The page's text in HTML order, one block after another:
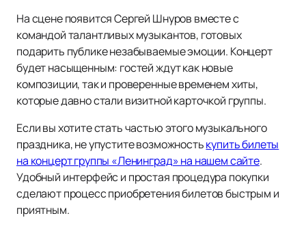
На сцене появится Сергей Шнуров вместе с
командой талантливых музыкантов, готовых
подарить публике незабываемые эмоции. Концерт
будет насыщенным: гостей ждут как новые
композиции, так и проверенные временем хиты,
которые давно стали визитной карточкой группы.
Если вы хотите стать частью этого музыкального
праздника, не упустите возможностькупить билеты
на концерт группы «Ленинград» на нашем сайте.
Удобный интерфейс и простая процедура покупки
сделают процесс приобретения билетов быстрым и
приятным.